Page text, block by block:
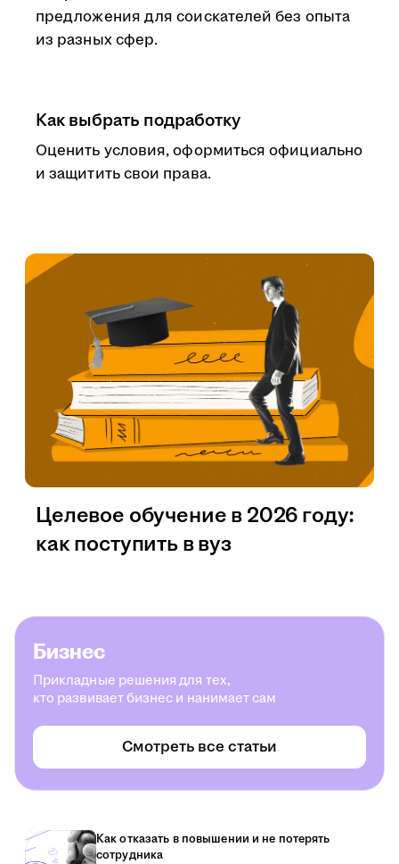
предложения для соискателей без опыта
из разных сфер.
Как выбрать подработку
Оценить условия, оформиться официально
и защитить свои права.
Целевое обучение в 2026 году:
как поступить в вуз
Бизнес
Прикладные решения для тех,
кто развивает бизнес и нанимает сам
Смотреть все статьи
Как отказать в повышении и не потерять
сотрудника